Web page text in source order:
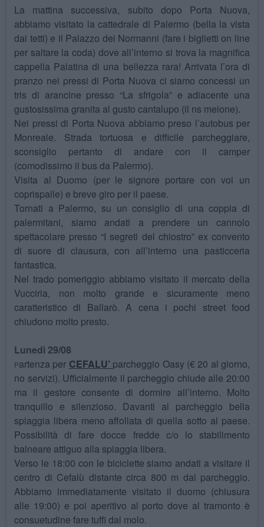
La mattina successiva, subito dopo Porta Nuova,
abbiamo visitato la cattedrale di Palermo (bella la vista
dai tetti) e il Palazzo dei Normanni (fare i biglietti on line
per saltare la coda) dove all’interno si trova la magnifica
cappella Palatina di una bellezza rara! Arrivata l’ora di
pranzo nei pressi di Porta Nuova ci siamo concessi un
tris di arancine presso “La sfrigola” e adiacente una
gustosissima granita al gusto cantalupo (il ns melone).
Nei pressi di Porta Nuova abbiamo preso l’autobus per
Monreale. Strada tortuosa e difficile parcheggiare,
sconsiglio pertanto di andare con il camper
(comodissimo il bus da Palermo).
Visita al Duomo (per le signore portare con voi un
coprispalle) e breve giro per il paese.
Tornati a Palermo, su un consiglio di una coppia di
palermitani, siamo andati a prendere un cannolo
spettacolare presso “I segreti del chiostro” ex convento
di suore di clausura, con all’interno una pasticceria
fantastica.
Nel trado pomeriggio abbiamo visitato il mercato della
Vucciria, non molto grande e sicuramente meno
caratteristico di Ballarò. A cena i pochi street food
chiudono molto presto.
Lunedì 29/08
Partenza per CEFALU’ parcheggio Oasy (€ 20 al giorno,
no servizi). Ufficialmente il parcheggio chiude alle 20:00
ma il gestore consente di dormire all’interno. Molto
tranquillo e silenzioso. Davanti al parcheggio bella
spiaggia libera meno affollata di quella sotto al paese.
Possibilità di fare docce fredde c/o lo stabilimento
balneare attiguo alla spiaggia libera.
Verso le 18:00 con le biciclette siamo andati a visitare il
centro di Cefalù distante circa 800 m dal parcheggio.
Abbiamo immediatamente visitato il duomo (chiusura
alle 19:00) e poi aperitivo al porto dove al tramonto è
consuetudine fare tuffi dal molo.